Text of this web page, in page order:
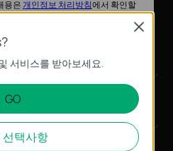
서비스를 받아보세요.
GO
선택사항
Close
용은개인정보 처리방침에서 확인할
필요하며 사용자의 시스템에서 비활
선하고 조정하기 위해 웹사이트에서
하는 쿠키입니다.